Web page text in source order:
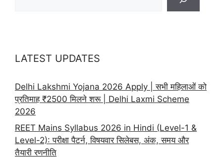
LATEST UPDATES
Delhi Lakshmi Yojana 2026 Apply | सभी महिलाओं को
प्रतिमाह ₹2500 मिलने शरू | Delhi Laxmi Scheme
2026
REET Mains Syllabus 2026 in Hindi (Level-1 &
Level-2): परीक्षा पैटर्न, विषयवार सिलेबस, अंक, समय और
तैयारी रणनीति